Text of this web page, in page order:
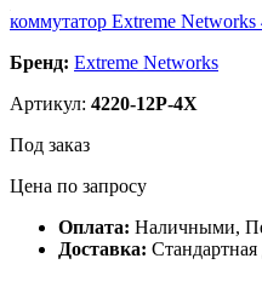
коммутатор Extreme
Бренд: Extreme Networks
Артикул: 4220-12P-4X
Под заказ
Цена по запросу
Оплата: Наличными,
Доставка: Стандартная